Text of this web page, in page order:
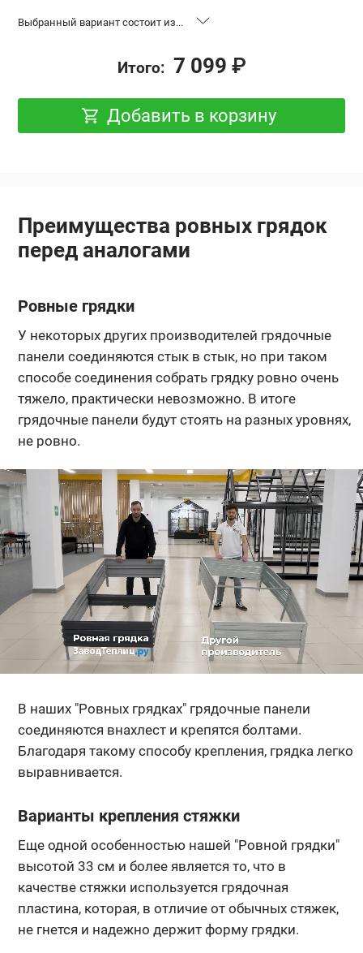
Выбранный вариант состоит из...
Итого: 7 099 ₽
Добавить в корзину
Преимущества ровных грядок
перед аналогами
Ровные грядки
У некоторых других производителей грядочные
панели соединяются стык в стык, но при таком
способе соединения собрать грядку ровно очень
тяжело, практически невозможно. В итоге
грядочные панели будут стоять на разных уровнях,
не ровно.
В наших "Ровных грядках" грядочные панели
соединяются внахлест и крепятся болтами.
Благодаря такому способу крепления, грядка легко
выравнивается.
Варианты крепления стяжки
Еще одной особенностью нашей "Ровной грядки"
высотой 33 см и более является то, что в
качестве стяжки используется грядочная
пластина, которая, в отличие от обычных стяжек,
не гнется и надежно держит форму грядки.